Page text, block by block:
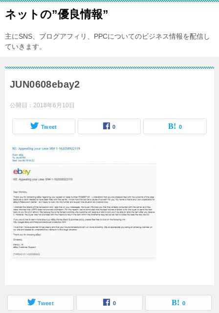
ネットの”優良情報”
主にSNS、ブログアフィリ、PPCについてのビジネス情報を配信し
ていきます。
JUN0608ebay2
公開日： 2018年6月10日
Tweet 0 0
Tweet 0 0